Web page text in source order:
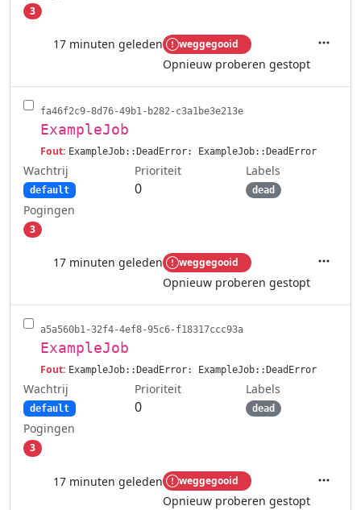
3
17 minuten geleden weggegooid
Opnieuw proberen gestopt
fa46f2c9-8d76-49b1-b282-c3a1be3e213e
ExampleJob
Fout: ExampleJob::DeadError: ExampleJob::DeadError
Wachtrij
default
Prioriteit
0
Labels
dead
Pogingen
3
17 minuten geleden weggegooid
Opnieuw proberen gestopt
a5a560b1-32f4-4ef8-95c6-f18317ccc93a
ExampleJob
Fout: ExampleJob::DeadError: ExampleJob::DeadError
Wachtrij
default
Prioriteit
0
Labels
dead
Pogingen
3
17 minuten geleden weggegooid
Opnieuw proberen gestopt
Acties